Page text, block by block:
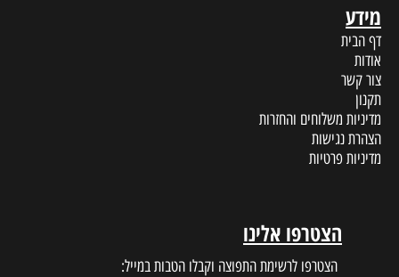
מידע
דף הבית
אודות
צור קשר
תקנון
מדיניות משלוחים והחזרות
הצהרת נגישות
מדיניות פרטיות
הצטרפו אלינו
הצטרפו לרשימת התפוצה וקבלו הטבות במייל: